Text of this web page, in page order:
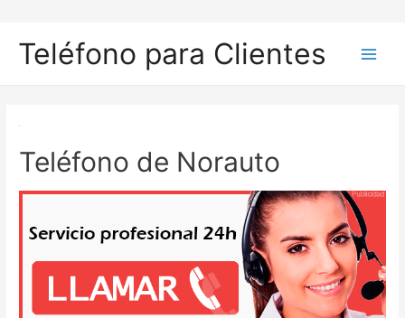
contenido
Teléfono para Clientes
Teléfono de Norauto